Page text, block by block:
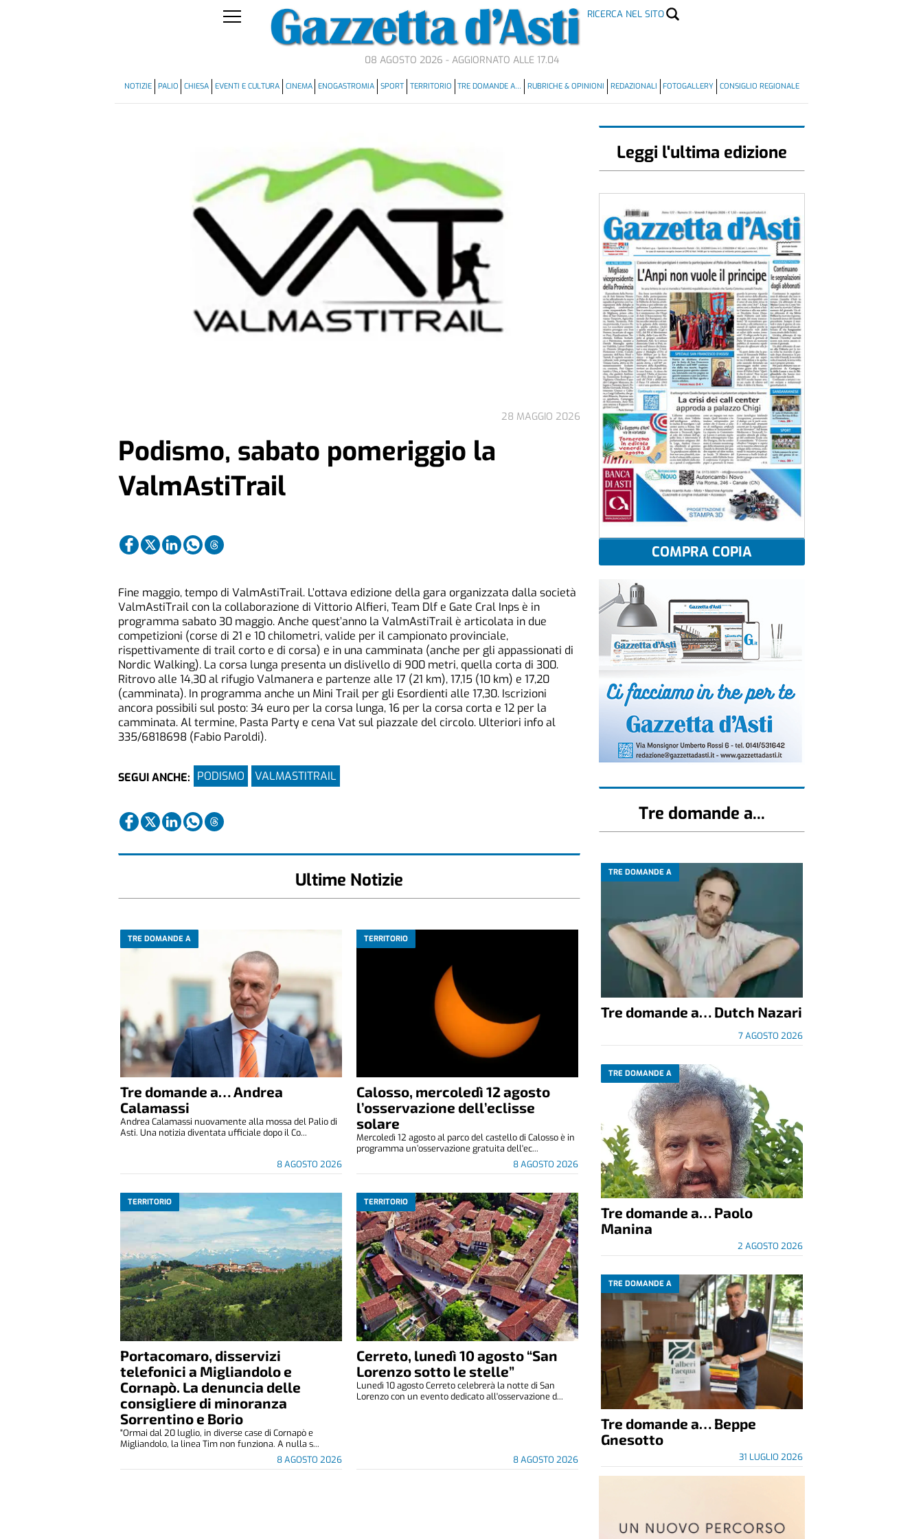
RICERCA NEL SITO
08 AGOSTO 2026 - AGGIORNATO ALLE 17.04
NOTIZIE PALIO CHIESA EVENTI E CULTURA CINEMA ENOGASTROMIA SPORT TERRITORIO TRE DOMANDE A… RUBRICHE & OPINIONI REDAZIONALI FOTOGALLERY CONSIGLIO REGIONALE
28 MAGGIO 2026
Podismo, sabato pomeriggio la
ValmAstiTrail
Fine maggio, tempo di ValmAstiTrail. L’ottava edizione della gara organizzata dalla società
ValmAstiTrail con la collaborazione di Vittorio Alfieri, Team Dlf e Gate Cral Inps è in
programma sabato 30 maggio. Anche quest’anno la ValmAstiTrail è articolata in due
competizioni (corse di 21 e 10 chilometri, valide per il campionato provinciale,
rispettivamente di trail corto e di corsa) e in una camminata (anche per gli appassionati di
Nordic Walking). La corsa lunga presenta un dislivello di 900 metri, quella corta di 300.
Ritrovo alle 14,30 al rifugio Valmanera e partenze alle 17 (21 km), 17,15 (10 km) e 17,20
(camminata). In programma anche un Mini Trail per gli Esordienti alle 17,30. Iscrizioni
ancora possibili sul posto: 34 euro per la corsa lunga, 16 per la corsa corta e 12 per la
camminata. Al termine, Pasta Party e cena Vat sul piazzale del circolo. Ulteriori info al
335/6818698 (Fabio Paroldi).
SEGUI ANCHE: PODISMO VALMASTITRAIL
Ultime Notizie
TRE DOMANDE A
Tre domande a… Andrea
Calamassi
8 AGOSTO 2026
Andrea Calamassi nuovamente alla mossa del Palio di
Asti. Una notizia diventata ufficiale dopo il Co...
TERRITORIO
Calosso, mercoledì 12 agosto
l’osservazione dell’eclisse
solare
8 AGOSTO 2026
Mercoledì 12 agosto al parco del castello di Calosso è in
programma un’osservazione gratuita dell'ec...
TERRITORIO
Portacomaro, disservizi
telefonici a Migliandolo e
Cornapò. La denuncia delle
consigliere di minoranza
Sorrentino e Borio
8 AGOSTO 2026
"Ormai dal 20 luglio, in diverse case di Cornapò e
Migliandolo, la linea Tim non funziona. A nulla s...
TERRITORIO
Cerreto, lunedì 10 agosto “San
Lorenzo sotto le stelle”
8 AGOSTO 2026
Lunedì 10 agosto Cerreto celebrerà la notte di San
Lorenzo con un evento dedicato all'osservazione d...
Leggi l'ultima edizione
COMPRA COPIA
Tre domande a...
TRE DOMANDE A
Tre domande a… Dutch Nazari
7 AGOSTO 2026
TRE DOMANDE A
Tre domande a… Paolo
Manina
2 AGOSTO 2026
TRE DOMANDE A
Tre domande a… Beppe
Gnesotto
31 LUGLIO 2026